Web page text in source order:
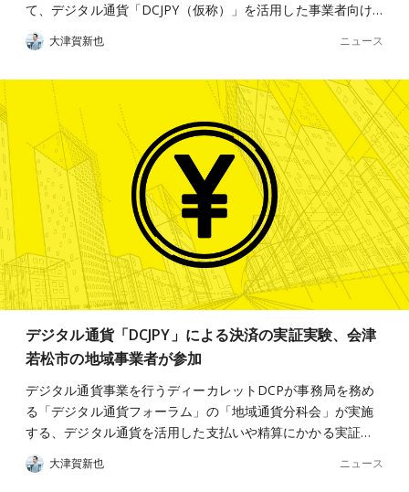
て、デジタル通貨「DCJPY（仮称）」を活用した事業者向け…
大津賀新也 ニュース
デジタル通貨「DCJPY」による決済の実証実験、会津
若松市の地域事業者が参加
デジタル通貨事業を行うディーカレットDCPが事務局を務め
る「デジタル通貨フォーラム」の「地域通貨分科会」が実施
する、デジタル通貨を活用した支払いや精算にかかる実証…
大津賀新也 ニュース